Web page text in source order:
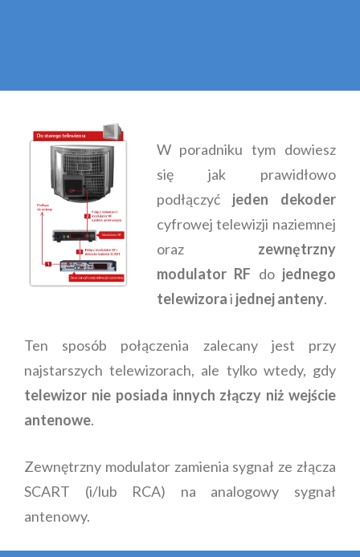
W poradniku tym dowiesz
się jak prawidłowo
podłączyć jeden dekoder
cyfrowej telewizji naziemnej
oraz zewnętrzny
modulator RF dojednego
telewizorai jednej anteny.
Ten sposób połączenia zalecany jest przy
najstarszych telewizorach, ale tylko wtedy, gdy
telewizor nie posiada innych złączy niż wejście
antenowe.
Zewnętrzny modulator zamienia sygnał ze złącza
SCART (i/lub RCA) na analogowy sygnał
antenowy.